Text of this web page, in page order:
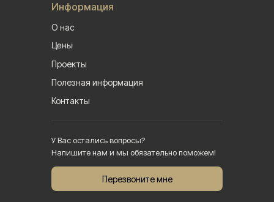
Информация
О нас
Цены
Проекты
Полезная информация
Контакты
Перезвоните мне
У Вас остались вопросы?
Напишите нам и мы обязательно поможем!